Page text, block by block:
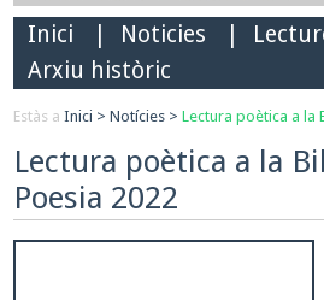
Inici Noticies
Arxiu històric
Estàs a Inici > Notícies > Lectura poètica a la
Lectura poètica a la
Poesia 2022